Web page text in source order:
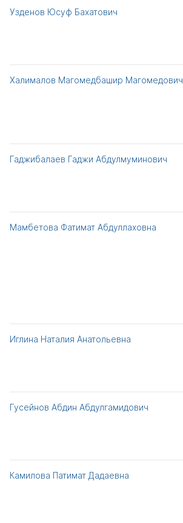
Узденов Юсуф Бахатович
Халималов Магомедбашир Магомедович
Гаджибалаев Гаджи Абдулмуминович
Мамбетова Фатимат Абдуллаховна
Иглина Наталия Анатольевна
Гусейнов Абдин Абдулгамидович
Камилова Патимат Дадаевна